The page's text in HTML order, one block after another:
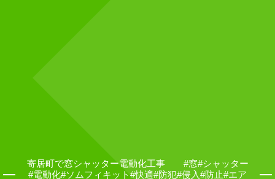
寄居町で窓シャッター電動化工事 #窓#シャッター
#電動化#ソムフィキット#快適#防犯#侵入#防止#エア